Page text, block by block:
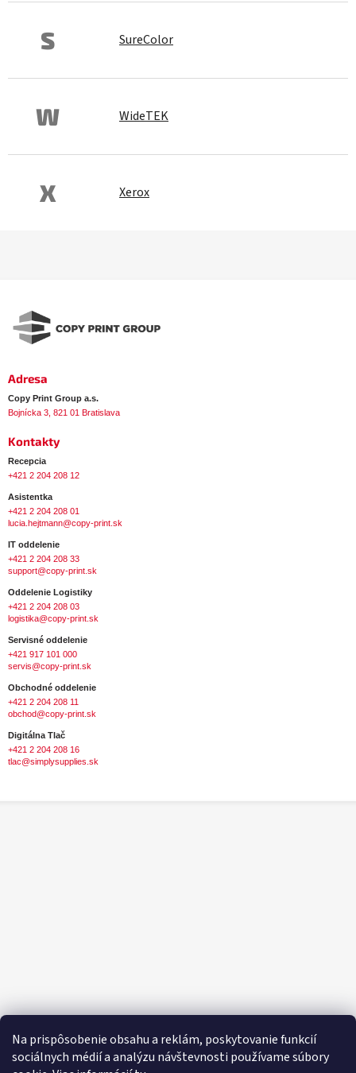
Na prispôsobenie obsahu a reklám, poskytovanie funkcií
sociálnych médií a analýzu návštevnosti používame súbory
S SureColor
W WideTEK
X Xerox
Adresa
Copy Print Group a.s.
Bojnícka 3, 821 01 Bratislava
Kontakty
Recepcia
+421 2 204 208 12
Asistentka
+421 2 204 208 01
lucia.hejtmann@copy-print.sk
IT oddelenie
+421 2 204 208 33
support@copy-print.sk
Oddelenie Logistiky
+421 2 204 208 03
logistika@copy-print.sk
Servisné oddelenie
+421 917 101 000
servis@copy-print.sk
Obchodné oddelenie
+421 2 204 208 11
obchod@copy-print.sk
Digitálna Tlač
+421 2 204 208 16
tlac@simplysupplies.sk